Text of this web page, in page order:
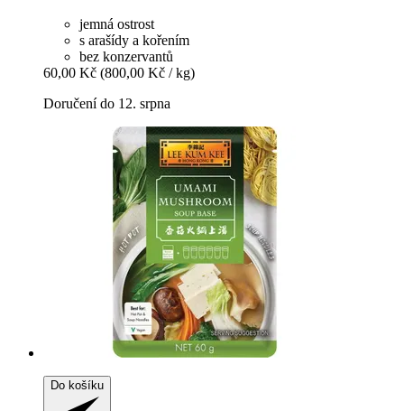
jemná ostrost
s arašídy a kořením
bez konzervantů
60,00 Kč (800,00 Kč / kg)
Doručení do 12. srpna
Do košíku